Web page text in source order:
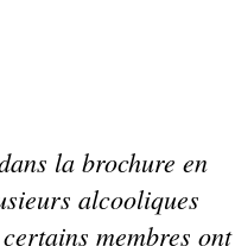
la brochure en
alcooliques
membres ont